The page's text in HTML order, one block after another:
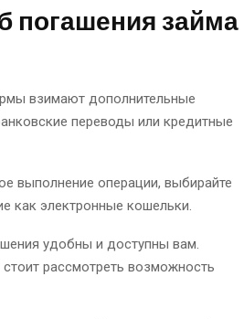
погашения займа
взимают дополнительные
переводы или кредитные
выполнение операции, выбирайте
как электронные кошельки.
удобны и доступны вам.
рассмотреть возможность